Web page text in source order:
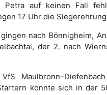
Petra auf keinen Fall
17 Uhr die
nach Bönnigheim,
der 2. nach
konnte sich in der